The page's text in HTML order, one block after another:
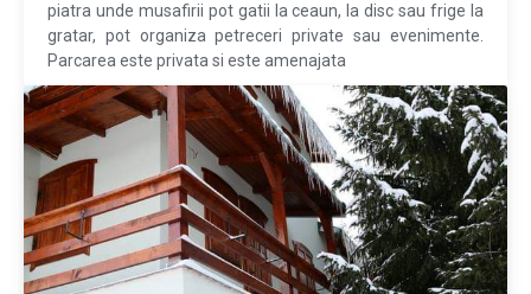
piatra unde musafirii pot gatii la ceaun, la disc sau frige la
gratar, pot organiza petreceri private sau evenimente.
Parcarea este privata si este amenajata